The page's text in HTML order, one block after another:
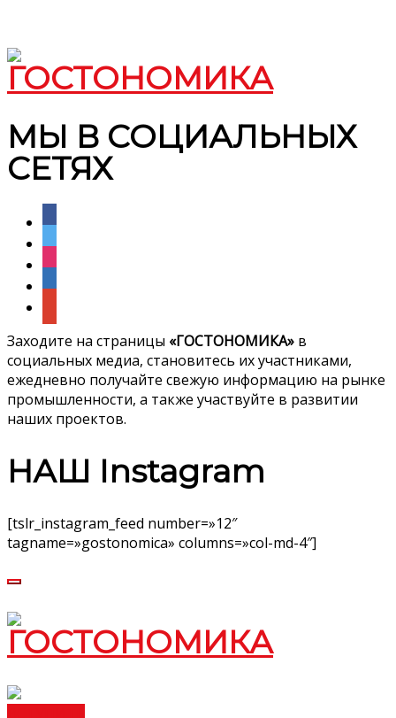
МЫ В СОЦИАЛЬНЫХ
СЕТЯХ
Заходите на страницы «ГОСТОНОМИКА» в
социальных медиа, становитесь их участниками,
ежедневно получайте свежую информацию на рынке
промышленности, а также участвуйте в развитии
наших проектов.
НАШ Instagram
[tslr_instagram_feed number=»12″
tagname=»gostonomica» columns=»col-md-4″]